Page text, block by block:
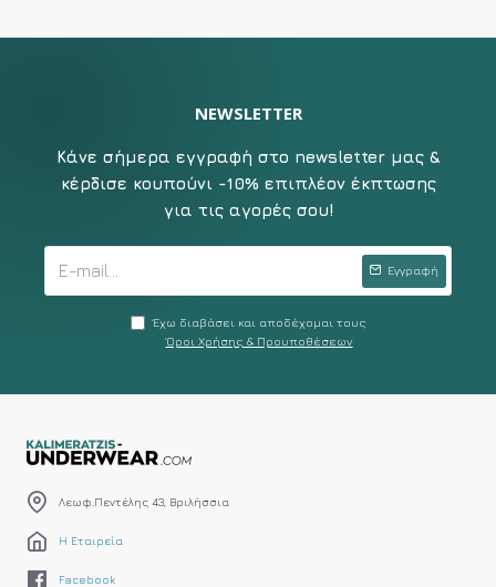
NEWSLETTER
Κάνε σήμερα εγγραφή στο newsletter μας &
κέρδισε κουπούνι -10% επιπλέον έκπτωσης
για τις αγορές σου!
Εγγραφή
Έχω διαβάσει και αποδέχομαι τους
Όροι Χρήσης & Προυποθέσεων
Λεωφ.Πεντέλης 43, Βριλήσσια
Η Εταιρεία
Facebook